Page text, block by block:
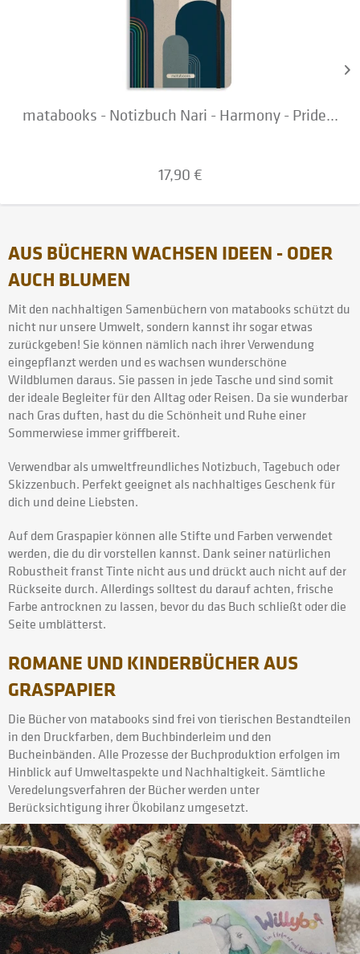
matabooks - Notizbuch Nari - Harmony - Pride...
17,90 €
AUS BÜCHERN WACHSEN IDEEN - ODER
AUCH BLUMEN
Mit den nachhaltigen Samenbüchern von matabooks schützt du
nicht nur unsere Umwelt, sondern kannst ihr sogar etwas
zurückgeben! Sie können nämlich nach ihrer Verwendung
eingepflanzt werden und es wachsen wunderschöne
Wildblumen daraus. Sie passen in jede Tasche und sind somit
der ideale Begleiter für den Alltag oder Reisen. Da sie wunderbar
nach Gras duften, hast du die Schönheit und Ruhe einer
Sommerwiese immer griffbereit.
Verwendbar als umweltfreundliches Notizbuch, Tagebuch oder
Skizzenbuch. Perfekt geeignet als nachhaltiges Geschenk für
dich und deine Liebsten.
Auf dem Graspapier können alle Stifte und Farben verwendet
werden, die du dir vorstellen kannst. Dank seiner natürlichen
Robustheit franst Tinte nicht aus und drückt auch nicht auf der
Rückseite durch. Allerdings solltest du darauf achten, frische
Farbe antrocknen zu lassen, bevor du das Buch schließt oder die
Seite umblätterst.
ROMANE UND KINDERBÜCHER AUS
GRASPAPIER
Die Bücher von matabooks sind frei von tierischen Bestandteilen
in den Druckfarben, dem Buchbinderleim und den
Bucheinbänden. Alle Prozesse der Buchproduktion erfolgen im
Hinblick auf Umweltaspekte und Nachhaltigkeit. Sämtliche
Veredelungsverfahren der Bücher werden unter
Berücksichtigung ihrer Ökobilanz umgesetzt.